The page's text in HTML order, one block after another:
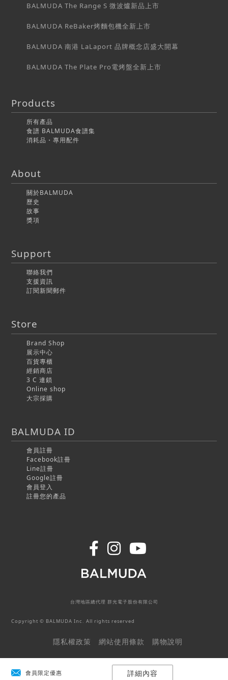
BALMUDA The Range S 微波爐新品上市
BALMUDA ReBaker烤麵包機全新上市
BALMUDA 南港 LaLaport 品牌概念店盛大開幕
BALMUDA The Plate Pro電烤盤全新上市
Products
所有產品
食譜 BALMUDA食譜集
消耗品・專用配件
Store
Brand Shop
展示中心
百貨專櫃
經銷商店
3 C 連鎖
Online shop
大宗採購
About
關於BALMUDA
歷史
故事
獎項
BALMUDA ID
會員註冊
Facebook註冊
Line註冊
Google註冊
會員登入
註冊您的產品
Support
聯絡我們
支援資訊
訂閱新聞郵件
台灣地區總代理 群光電子股份有限公司
Copyright © BALMUDA Inc. All rights reserved
隱私權政策 網站使用條款 購物說明
會員限定優惠 詳細內容